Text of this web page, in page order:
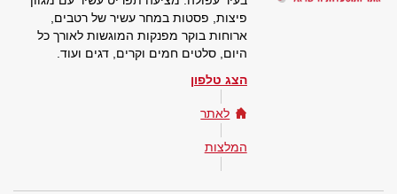
פיצות, פסטות במחר עשיר של רטבים,
ארוחות בוקר מפנקות המוגשות לאורך כל
היום, סלטים חמים וקרים, דגים ועוד.
הצג טלפון
לאתר
המלצות